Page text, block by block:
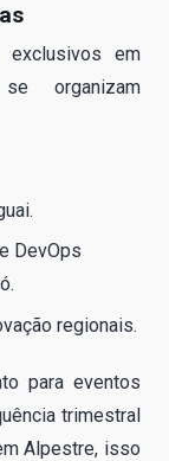
exclusivos em
organizam
DevOps
regionais.
para eventos
trimestral
Alpestre, isso